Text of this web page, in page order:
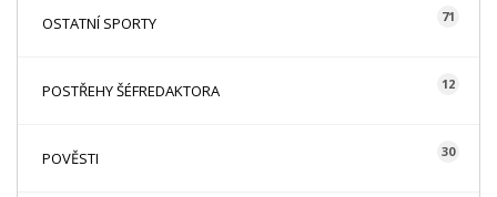
OSTATNÍ SPORTY 71
POSTŘEHY ŠÉFREDAKTORA 12
POVĚSTI 30